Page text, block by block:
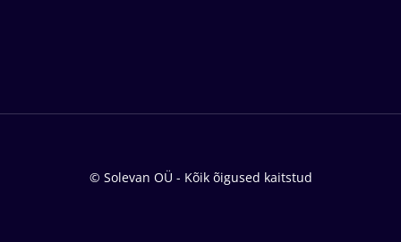
© Solevan OÜ - Kõik õigused kaitstud